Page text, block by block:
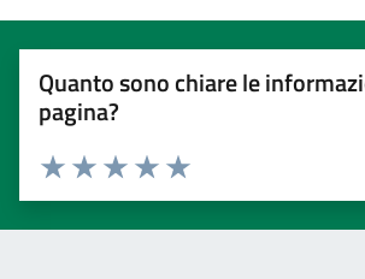
Quanto sono chiare le
pagina?
Valuta 5 stelle su 5
Valuta 4 stelle su 5
Valuta 3 stelle su 5
Valuta 2 stelle su 5
Valuta 1 stelle su 5